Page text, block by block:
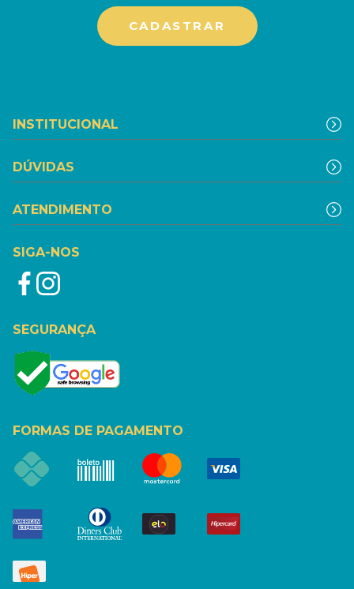
INSTITUCIONAL
DÚVIDAS
ATENDIMENTO
SIGA-NOS
SEGURANÇA
FORMAS DE PAGAMENTO